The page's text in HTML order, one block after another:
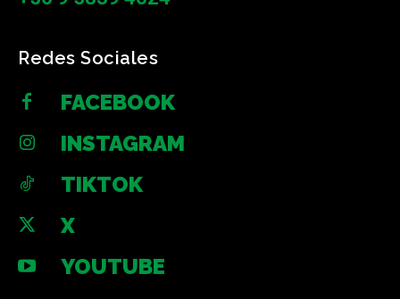
Redes Sociales
FACEBOOK
INSTAGRAM
TIKTOK
X
YOUTUBE